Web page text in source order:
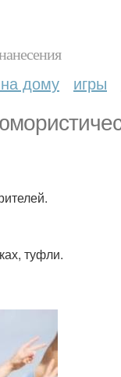
дому игры
туфли.